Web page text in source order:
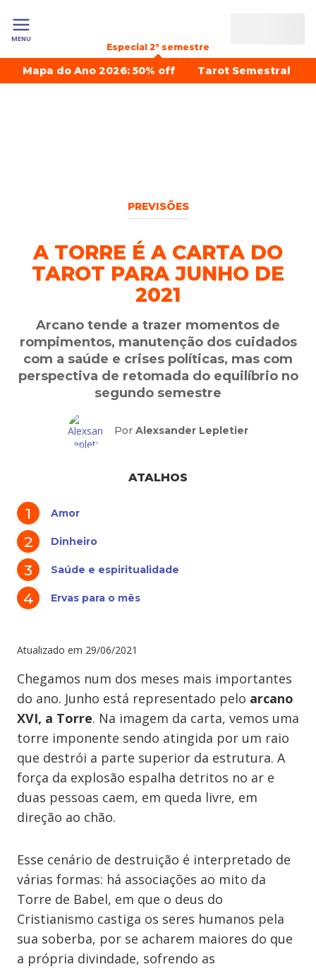
MENU
Especial 2º semestre
Mapa do Ano 2026: 50% off Tarot Semestral
PREVISÕES
A TORRE É A CARTA DO
TAROT PARA JUNHO DE
2021
Arcano tende a trazer momentos de
rompimentos, manutenção dos cuidados
com a saúde e crises políticas, mas com
perspectiva de retomada do equilíbrio no
segundo semestre
Por Alexsander Lepletier
ATALHOS
Amor
Dinheiro
Saúde e espiritualidade
Ervas para o mês
Atualizado em 29/06/2021
Chegamos num dos meses mais importantes
do ano. Junho está representado pelo arcano
XVI, a Torre. Na imagem da carta, vemos uma
torre imponente sendo atingida por um raio
que destrói a parte superior da estrutura. A
força da explosão espalha detritos no ar e
duas pessoas caem, em queda livre, em
direção ao chão.
Esse cenário de destruição é interpretado de
várias formas: há associações ao mito da
Torre de Babel, em que o deus do
Cristianismo castiga os seres humanos pela
sua soberba, por se acharem maiores do que
a própria divindade, sofrendo as